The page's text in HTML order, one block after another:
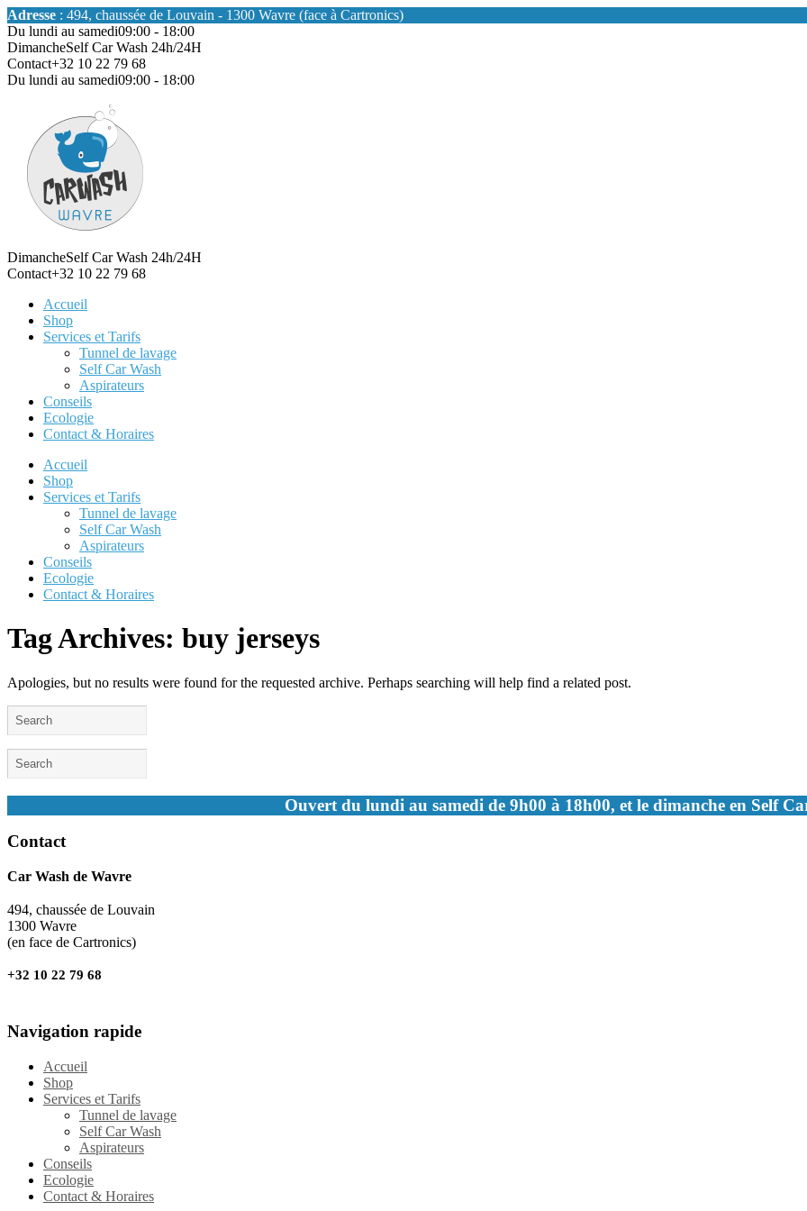
Adresse : 494, chaussée de Louvain - 1300 Wavre (face à Cartronics)
Du lundi au samedi09:00 - 18:00
DimancheSelf Car Wash 24h/24H
Contact+32 10 22 79 68
Du lundi au samedi09:00 - 18:00
DimancheSelf Car Wash 24h/24H
Contact+32 10 22 79 68
Accueil
Shop
Services et Tarifs
Tunnel de lavage
Self Car Wash
Aspirateurs
Conseils
Ecologie
Contact & Horaires
Accueil
Shop
Services et Tarifs
Tunnel de lavage
Self Car Wash
Aspirateurs
Conseils
Ecologie
Contact & Horaires
Tag Archives: buy jerseys
Apologies, but no results were found for the requested archive. Perhaps searching will help find a related post.
Ouvert du lundi au samedi de 9h00 à 18h00, et le dimanche en Self
Contact
Car Wash de Wavre
494, chaussée de Louvain
1300 Wavre
(en face de Cartronics)
+32 10 22 79 68
Navigation rapide
Accueil
Shop
Services et Tarifs
Tunnel de lavage
Self Car Wash
Aspirateurs
Conseils
Ecologie
Contact & Horaires